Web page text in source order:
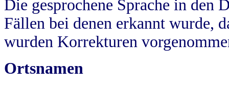
Die gesprochene Sprache in
Fällen bei denen erkannt wurde,
wurden Korrekturen
Ortsnamen